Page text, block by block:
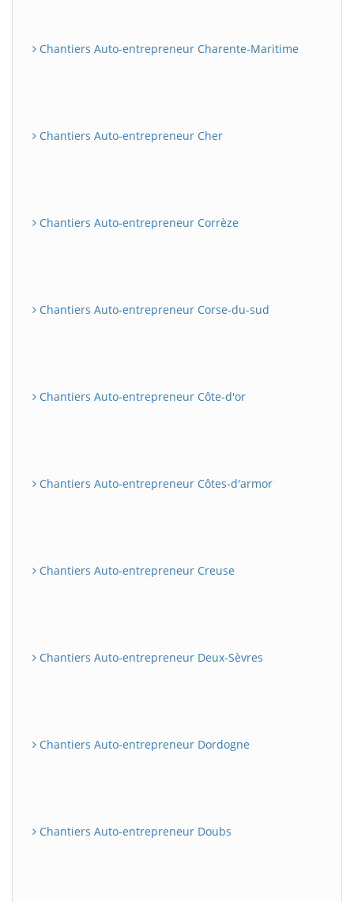
Chantiers Auto-entrepreneur Charente-Maritime
Chantiers Auto-entrepreneur Cher
Chantiers Auto-entrepreneur Corrèze
Chantiers Auto-entrepreneur Corse-du-sud
Chantiers Auto-entrepreneur Côte-d'or
Chantiers Auto-entrepreneur Côtes-d'armor
Chantiers Auto-entrepreneur Creuse
Chantiers Auto-entrepreneur Deux-Sèvres
Chantiers Auto-entrepreneur Dordogne
Chantiers Auto-entrepreneur Doubs